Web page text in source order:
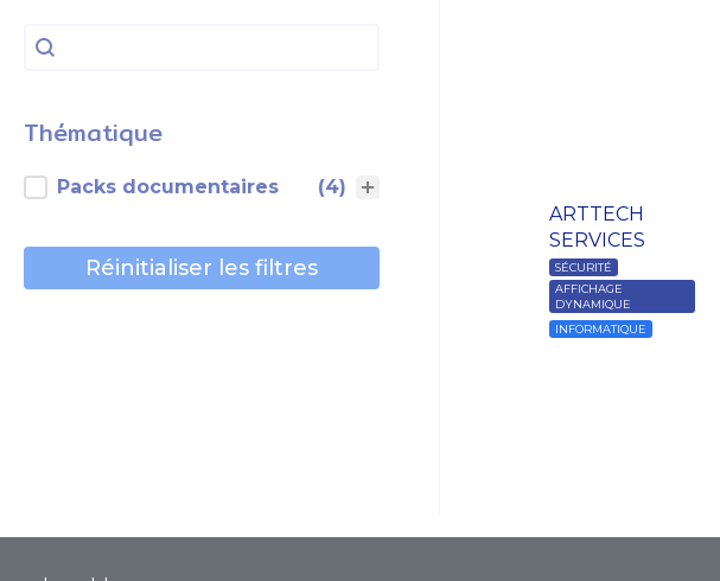
Rechercher
Rechercher
Thématique
Thématique
Packs documentaires (4)
Réinitialiser les filtres
ARTTECH
SERVICES
SÉCURITÉ
AFFICHAGE
DYNAMIQUE
INFORMATIQUE